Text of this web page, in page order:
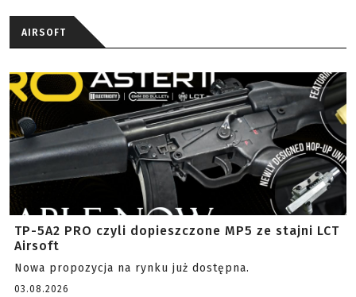
AIRSOFT
TP-5A2 PRO czyli dopieszczone MP5 ze stajni LCT
Airsoft
Nowa propozycja na rynku już dostępna.
03.08.2026